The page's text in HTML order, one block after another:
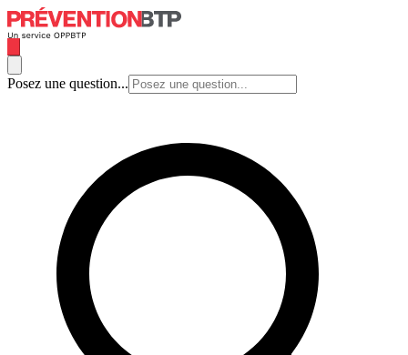
Posez une question...